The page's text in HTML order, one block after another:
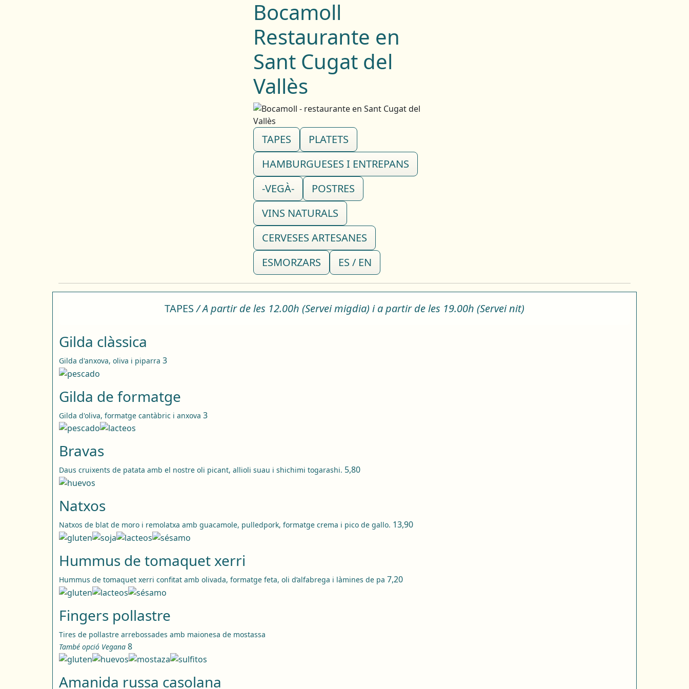
Bocamoll
Restaurante en
Sant Cugat del
Vallès
TAPES
PLATETS
HAMBURGUESES I ENTREPANS
-VEGÀ-
POSTRES
VINS NATURALS
CERVESES ARTESANES
ESMORZARS
ES / EN
TAPES/ A partir de les 12.00h (Servei migdia) i a partir de les 19.00h (Servei nit)
Gilda clàssica
Gilda d'anxova, oliva i piparra 3
Gilda de formatge
Gilda d'oliva, formatge cantàbric i anxova 3
Bravas
Daus cruixents de patata amb el nostre oli picant, allioli suau i shichimi togarashi. 5,80
Natxos
Natxos de blat de moro i remolatxa amb guacamole, pulledpork, formatge crema i pico de gallo. 13,90
Hummus de tomaquet xerri
Hummus de tomaquet xerri confitat amb olivada, formatge feta, oli d’alfabrega i làmines de pa 7,20
Fingers pollastre
Tires de pollastre arrebossades amb maionesa de mostassa
També opció Vegana 8
Amanida russa casolana